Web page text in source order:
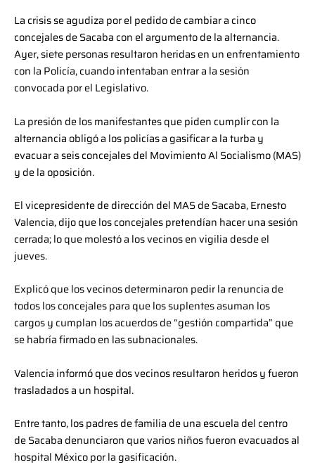
La crisis se agudiza por el pedido de cambiar a cinco
concejales de Sacaba con el argumento de la alternancia.
Ayer, siete personas resultaron heridas en un enfrentamiento
con la Policía, cuando intentaban entrar a la sesión
convocada por el Legislativo.
La presión de los manifestantes que piden cumplir con la
alternancia obligó a los policías a gasificar a la turba y
evacuar a seis concejales del Movimiento Al Socialismo (MAS)
y de la oposición.
El vicepresidente de dirección del MAS de Sacaba, Ernesto
Valencia, dijo que los concejales pretendían hacer una sesión
cerrada; lo que molestó a los vecinos en vigilia desde el
jueves.
Explicó que los vecinos determinaron pedir la renuncia de
todos los concejales para que los suplentes asuman los
cargos y cumplan los acuerdos de “gestión compartida” que
se habría firmado en las subnacionales.
Valencia informó que dos vecinos resultaron heridos y fueron
trasladados a un hospital.
Entre tanto, los padres de familia de una escuela del centro
de Sacaba denunciaron que varios niños fueron evacuados al
hospital México por la gasificación.